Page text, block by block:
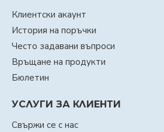
Клиентски акаунт
История на поръчки
Често задавани въпроси
Връщане на продукти
Бюлетин
УСЛУГИ ЗА КЛИЕНТИ
Свържи се с нас